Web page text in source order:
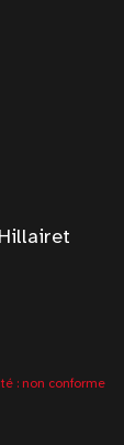
: non conforme